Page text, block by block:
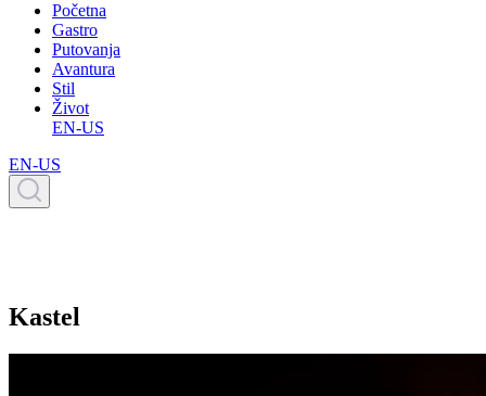
Početna
Gastro
Putovanja
Avantura
Stil
Život
EN-US
EN-US
Kastel